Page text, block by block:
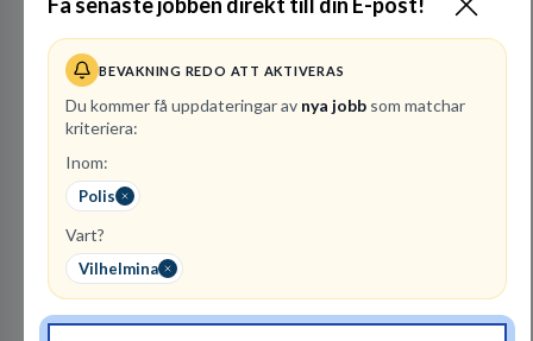
BEVAKNING REDO ATT AKTIVERAS
Du kommer få uppdateringar av nya jobb som matchar
kriteriera:
Inom:
Polis
Vart?
Vilhelmina
2lediga jobb
Vår kombination av immaterialrätt och